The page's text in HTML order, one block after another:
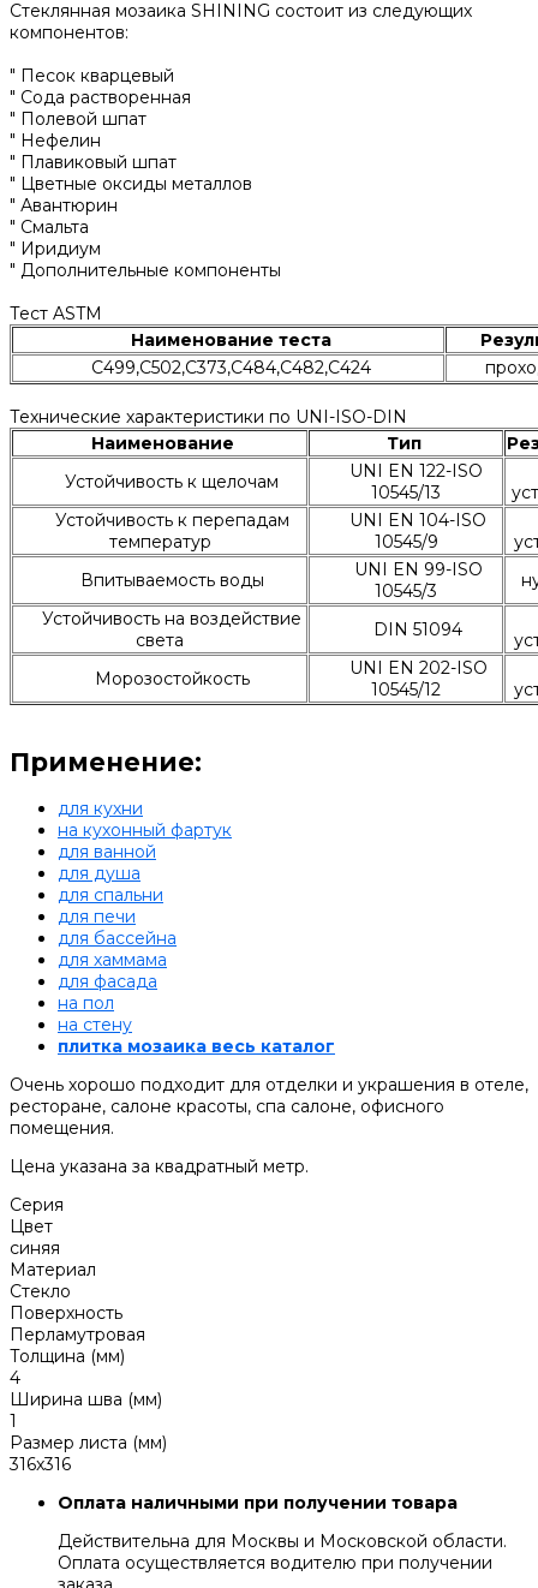
Стеклянная мозаика SHINING состоит из следующих
компонентов:
" Песок кварцевый
" Сода растворенная
" Полевой шпат
" Нефелин
" Плавиковый шпат
" Цветные оксиды металлов
" Авантюрин
" Смальта
" Иридиум
" Дополнительные компоненты
Тест ASTM
Наименование теста
C499,C502,C373,C484,C482,C424
Технические характеристики по UNI-ISO-DIN
Наименование
Тип
Устойчивость к щелочам
UNI EN 122-ISO
10545/13
Устойчивость к перепадам
температур
UNI EN 104-ISO
10545/9
Впитываемость воды
UNI EN 99-ISO
10545/3
Устойчивость на воздействие
света
DIN 51094
Морозостойкость
UNI EN 202-ISO
10545/12
Применение:
для кухни
на кухонный фартук
для ванной
для душа
для спальни
для печи
для бассейна
для хаммама
для фасада
на пол
на стену
плитка мозаика весь каталог
Очень хорошо подходит для отделки и украшения в отеле,
ресторане, салоне красоты, спа салоне, офисного
помещения.
Цена указана за квадратный метр.
Серия
Цвет
синяя
Материал
Стекло
Поверхность
Перламутровая
Толщина (мм)
4
Ширина шва (мм)
1
Размер листа (мм)
316x316
Оплата наличными при получении товара
Действительна для Москвы и Московской области.
Оплата осуществляется водителю при получении